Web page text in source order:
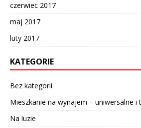
czerwiec 2017
maj 2017
luty 2017
KATEGORIE
Bez kategorii
Mieszkanie na wynajem – uniwersalne i
Na luzie